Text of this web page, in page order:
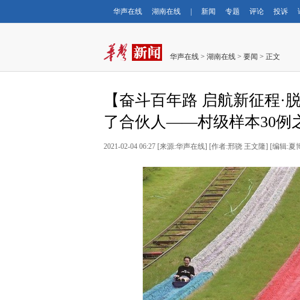
华声在线 湖南在线 新闻 专题 评论 投诉
华声在线 > 湖南在线 > 要闻 > 正文
【奋斗百年路 启航新征程·
了合伙人——村级样本30例
2021-02-04 06:27 [来源:华声在线] [作者:邢骁 王文隆] [编辑:夏